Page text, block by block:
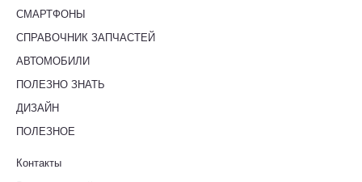
СМАРТФОНЫ
СПРАВОЧНИК ЗАПЧАСТЕЙ
АВТОМОБИЛИ
ПОЛЕЗНО ЗНАТЬ
ДИЗАЙН
ПОЛЕЗНОЕ
Контакты